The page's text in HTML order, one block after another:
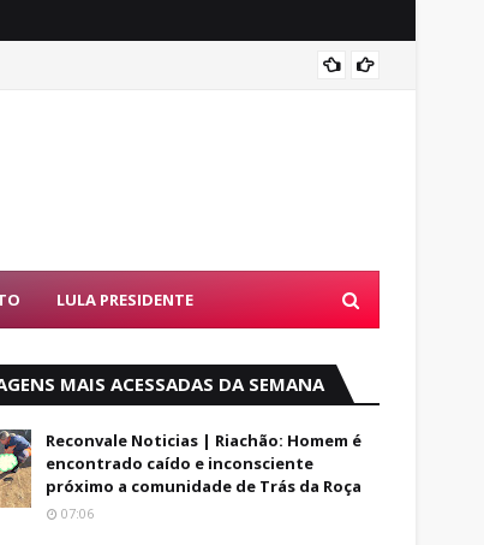
LULA PRESIDENTE
MAIS ACESSADAS DA SEMANA
Reconvale Noticias | Riachão: Homem é
encontrado caído e inconsciente
próximo a comunidade de Trás da Roça
07:06